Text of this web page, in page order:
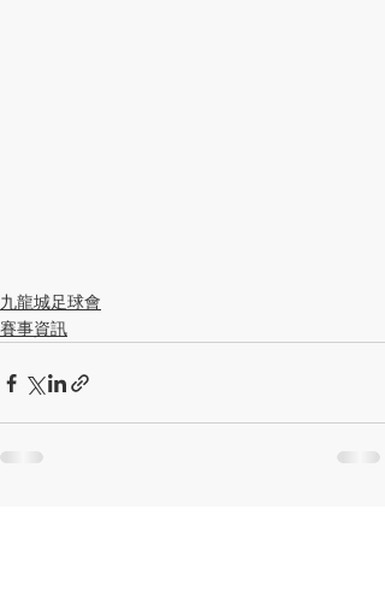
九龍城足球會
賽事資訊